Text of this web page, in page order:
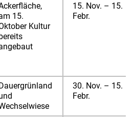
15.
Kultur
15. Nov. – 15.
Febr.
30. Nov. – 15.
Febr.